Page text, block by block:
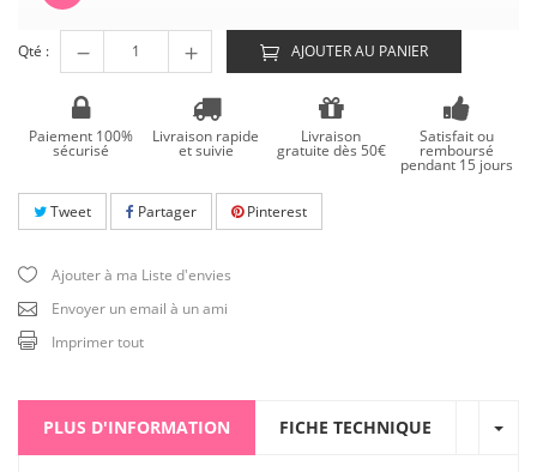
Qté : AJOUTER AU PANIER
Paiement 100%
sécurisé
Livraison rapide
et suivie
Livraison
gratuite dès 50€
Satisfait ou
remboursé
pendant 15 jours
Tweet Partager Pinterest
Ajouter à ma Liste d'envies
Envoyer un email à un ami
Imprimer tout
PLUS D'INFORMATION FICHE TECHNIQUE